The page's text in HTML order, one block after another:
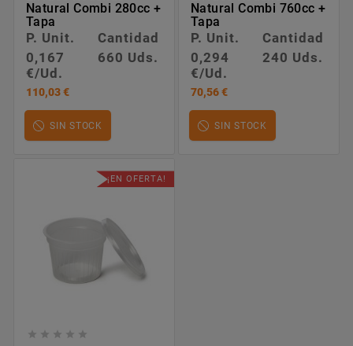
Natural Combi 280cc +
Tapa
P. Unit.
Cantidad
0,167
€/Ud.
660 Uds.
110,03 €
SIN STOCK
Natural Combi 760cc +
Tapa
P. Unit.
Cantidad
0,294
€/Ud.
240 Uds.
70,56 €
SIN STOCK
¡EN OFERTA!
    